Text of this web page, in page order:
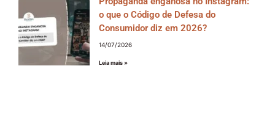
o que o Código de Defesa do
Consumidor diz em 2026?
14/07/2026
Leia mais »